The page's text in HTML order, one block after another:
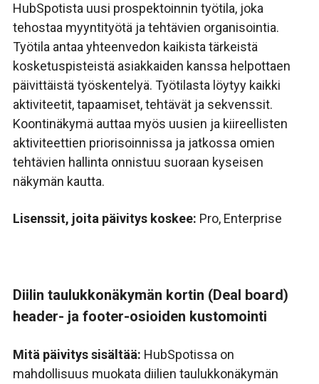
HubSpotista uusi prospektoinnin työtila, joka
tehostaa myyntityötä ja tehtävien organisointia.
Työtila antaa yhteenvedon kaikista tärkeistä
kosketuspisteistä asiakkaiden kanssa helpottaen
päivittäistä työskentelyä. Työtilasta löytyy kaikki
aktiviteetit, tapaamiset, tehtävät ja sekvenssit.
Koontinäkymä auttaa myös uusien ja kiireellisten
aktiviteettien priorisoinnissa ja jatkossa omien
tehtävien hallinta onnistuu suoraan kyseisen
näkymän kautta.
Lisenssit, joita päivitys koskee: Pro, Enterprise
Diilin taulukkonäkymän kortin (Deal board)
header- ja footer-osioiden kustomointi
Mitä päivitys sisältää: HubSpotissa on
mahdollisuus muokata diilien taulukkonäkymän